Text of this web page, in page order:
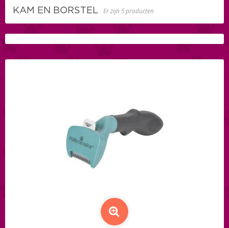
KAM EN BORSTEL Er zijn 5 producten